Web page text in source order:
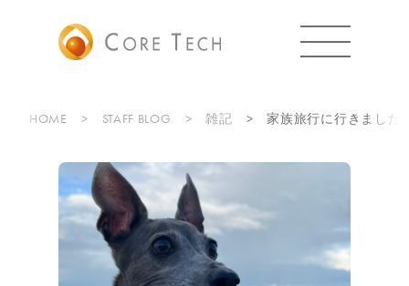
HOME STAFF BLOG 雑記 家族旅行に行きました